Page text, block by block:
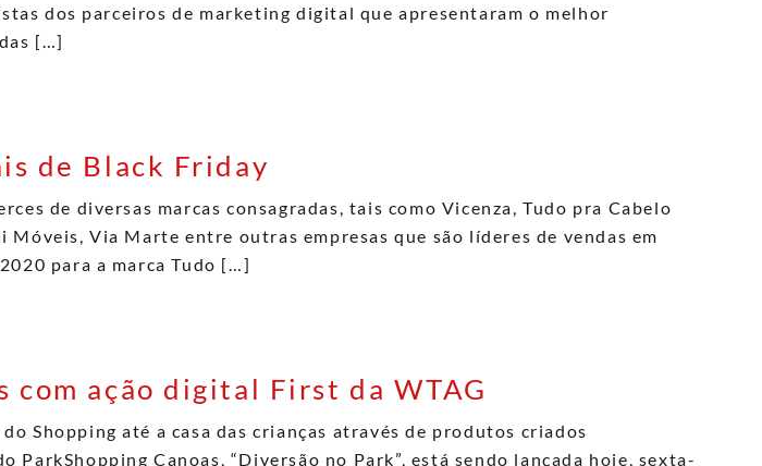
dos parceiros de marketing digital que apresentaram o melhor
[…]
de Black Friday
de diversas marcas consagradas, tais como Vicenza, Tudo pra Cabelo
Via Marte entre outras empresas que são líderes de vendas em
para a marca Tudo […]
com ação digital First da WTAG
Shopping até a casa das crianças através de produtos criados
Canoas, “Diversão no Park”, está sendo lançada hoje, sexta-